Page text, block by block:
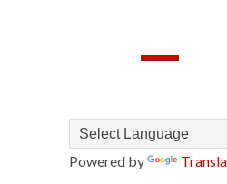
Powered by